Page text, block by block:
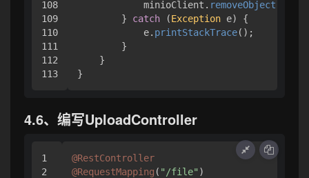
108
109
110
111
112
            minioClient.
removeObject
        }
catch (Exception e) {
            e.
printStackTrace();
        }
    }
}
4.6、编写UploadController
1
2
@RestController
@RequestMapping ( "/file"